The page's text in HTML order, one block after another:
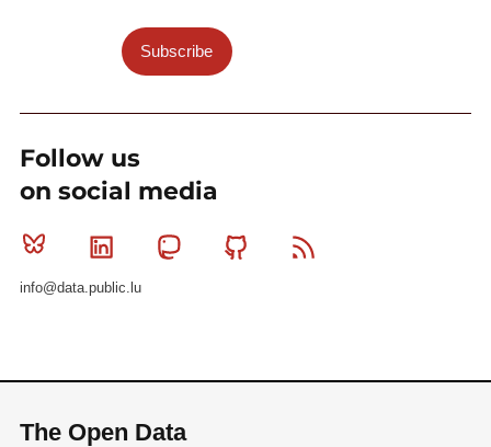
Subscribe
Follow us
on social media
Bluesky Linkedin MastodonGithub
info@data.public.lu
The Open Data